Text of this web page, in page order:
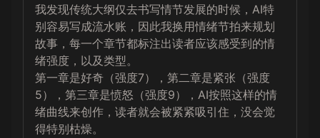
我发现传统大纲仅去书写情节发展的时候，AI特
别容易写成流水账，因此我换用情绪节拍来规划
故事，每一个章节都标注出读者应该感受到的情
绪强度，以及类型。
第一章是好奇（强度7），第二章是紧张（强度
5），第三章是愤怒（强度9），AI按照这样的情
绪曲线来创作，读者就会被紧紧吸引住，没会觉
得特别枯燥。